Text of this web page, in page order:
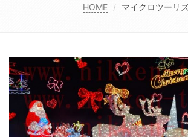
HOME マイクロツーリ